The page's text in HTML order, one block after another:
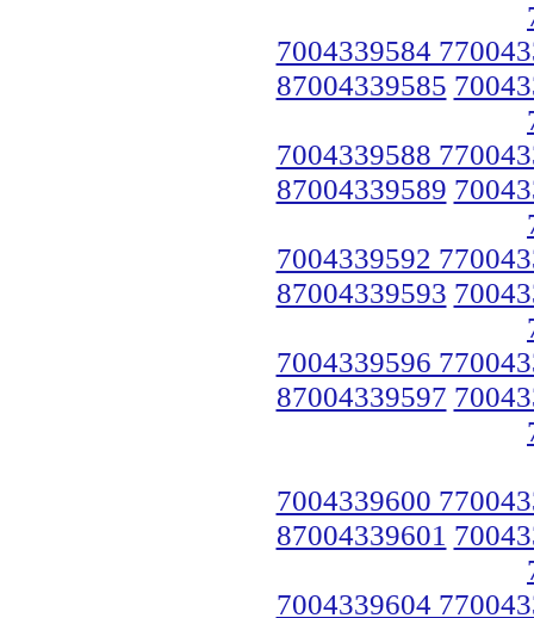
7004339584
87004339585
7004339588
87004339589
7004339592
87004339593
7004339596
87004339597
7004339600
87004339601
7004339604